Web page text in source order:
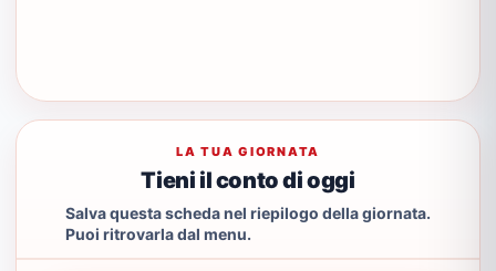
LA TUA GIORNATA
Tieni il conto di oggi
Salva questa scheda nel riepilogo della giornata.
Puoi ritrovarla dal menu.